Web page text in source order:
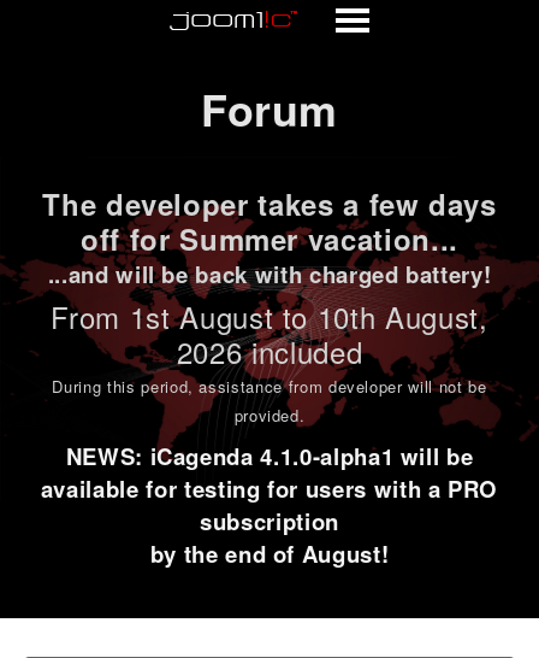
Forum
The developer takes a few days
off for Summer vacation...
...and will be back with charged battery!
From 1stAugust to 10th August,
2026 included
During this period,assistance from developer will not be
provided.
NEWS: iCagenda 4.1.0-alpha1 will be
available for testing for users with a PRO
subscription
by the end of August!